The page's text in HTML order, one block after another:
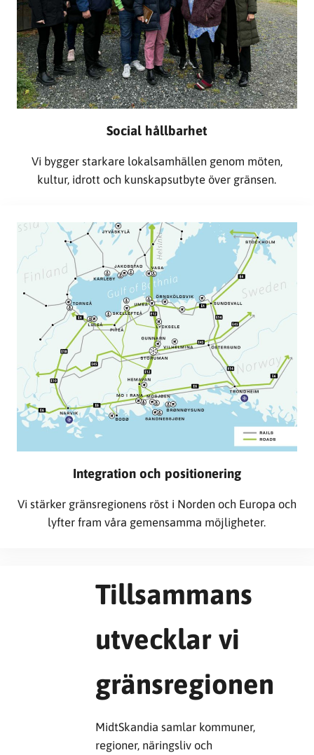
Social hållbarhet
Vi bygger starkare lokalsamhällen genom möten,
kultur, idrott och kunskapsutbyte över gränsen.
Integration och positionering
Vi stärker gränsregionens röst i Norden och Europa och
lyfter fram våra gemensamma möjligheter.
Tillsammans
utvecklar vi
gränsregionen
MidtSkandia samlar kommuner,
regioner, näringsliv och